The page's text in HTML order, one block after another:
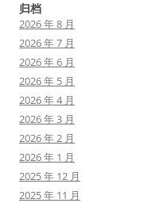
归档
2026 年 8 月
2026 年 7 月
2026 年 6 月
2026 年 5 月
2026 年 4 月
2026 年 3 月
2026 年 2 月
2026 年 1 月
2025 年 12 月
2025 年 11 月